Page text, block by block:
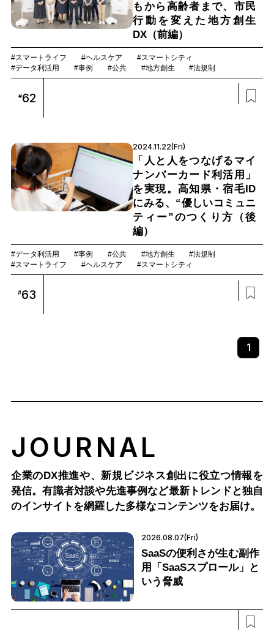
もから高齢者まで、市民
行動を変えた地方創生
DX（前編）
#スマートライフ #ヘルスケア
#スマートシティ
#データ利活用
#事例 #公共 #地方創生 #法規制
#62
2024.11.22(Fri)
「人と人をつなげるマイ
ナンバーカード利活用」
を実現。高知県・宿毛ID
にみる、“優しいコミュニ
ティー”のつくり方（後
編）
#データ利活用 #事例 #公共 #地方創生
#法規制
#スマートライフ
#ヘルスケア #スマートシティ
#63
1
JOURNAL
企業のDX推進や、新規ビジネス創出に役立つ情報を
発信。有識者対談や先進事例など最新トレンドと独自
のインサイトを網羅した多様なコンテンツをお届け。
2026.08.07(Fri)
SaaSの便利さが生む副作
用「SaaSスプロール」と
いう脅威